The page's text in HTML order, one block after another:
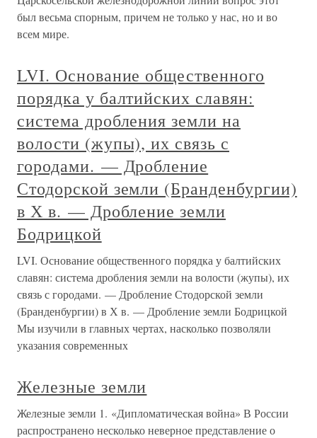
был весьма спорным, причем не только у нас, но и во
всем мире.
LVI. Основание общественного
порядка у балтийских славян:
система дробления земли на
волости (жупы), их связь с
городами. — Дробление
Стодорской земли (Бранденбургии)
в Х в. — Дробление земли
Бодрицкой
LVI. Основание общественного порядка у балтийских
славян: система дробления земли на волости (жупы), их
связь с городами. — Дробление Стодорской земли
(Бранденбургии) в Х в. — Дробление земли Бодрицкой
Мы изучили в главных чертах, насколько позволяли
указания современных
Железные земли
Железные земли 1. «Дипломатическая война» В России
распространено несколько неверное представление о